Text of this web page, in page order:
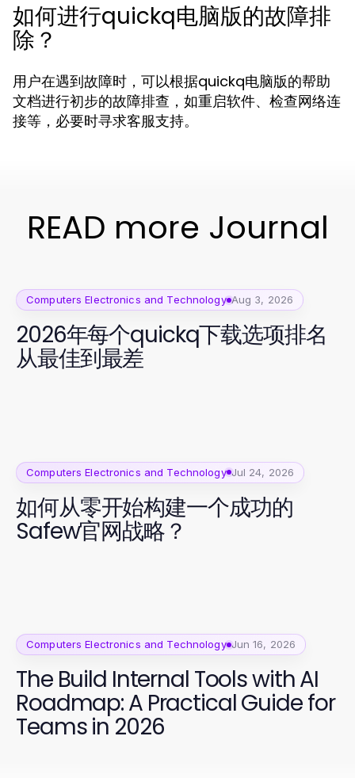
如何进行quickq电脑版的故障排
除？
用户在遇到故障时，可以根据quickq电脑版的帮助
文档进行初步的故障排查，如重启软件、检查网络连
接等，必要时寻求客服支持。
READ more Journal
Computers Electronics and Technology Aug 3, 2026
2026年每个quickq下载选项排名
从最佳到最差
Computers Electronics and Technology Jul 24, 2026
如何从零开始构建一个成功的
Safew官网战略？
Computers Electronics and Technology Jun 16, 2026
The Build Internal Tools with AI
Roadmap: A Practical Guide for
Teams in 2026